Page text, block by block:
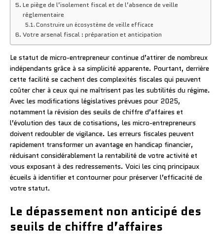
Le piège de l’isolement fiscal et de l’absence de veille
réglementaire
Construire un écosystème de veille efficace
Votre arsenal fiscal : préparation et anticipation
Le statut de micro-entrepreneur continue d’attirer de nombreux
indépendants grâce à sa simplicité apparente. Pourtant, derrière
cette facilité se cachent des complexités fiscales qui peuvent
coûter cher à ceux qui ne maîtrisent pas les subtilités du régime.
Avec les modifications législatives prévues pour 2025,
notamment la révision des seuils de chiffre d’affaires et
l’évolution des taux de cotisations, les micro-entrepreneurs
doivent redoubler de vigilance. Les erreurs fiscales peuvent
rapidement transformer un avantage en handicap financier,
réduisant considérablement la rentabilité de votre activité et
vous exposant à des redressements. Voici les cinq principaux
écueils à identifier et contourner pour préserver l’efficacité de
votre statut.
Le dépassement non anticipé des
seuils de chiffre d’affaires